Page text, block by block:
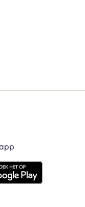
venster